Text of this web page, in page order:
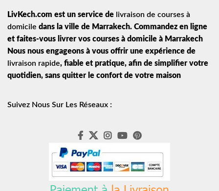
LivKech.com est un service de livraison de courses à
domicile dans la ville de Marrakech. Commandez en ligne
et faites-vous livrer vos courses à domicile à Marrakech
Nous nous engageons à vous offrir une expérience de
livraison rapide, fiable et pratique, afin de simplifier votre
quotidien, sans quitter le confort de votre maison
Suivez Nous Sur Les Réseaux :